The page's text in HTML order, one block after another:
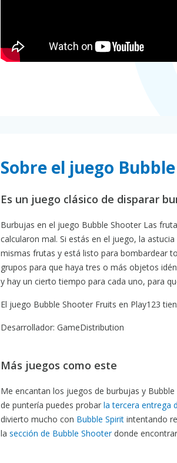
Sobre el juego
Es un juego clásico de disparar
Burbujas en el juego Bubble Shooter Las
calcularon mal. Si estás en el juego, la
mismas frutas y está listo para bombardear
grupos para que haya tres o más objetos
y hay un cierto tiempo para cada uno, para
El juego Bubble Shooter Fruits en Play123
Desarrollador: GameDistribution
Más juegos como este
Me encantan los juegos de burbujas y
de puntería puedes probar la tercera entrega
divierto mucho con Bubble Spirit intentando
la sección de Bubble Shooterdonde